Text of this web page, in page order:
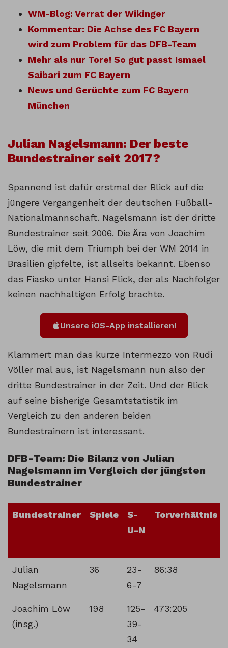
WM-Blog: Verrat der Wikinger
Kommentar: Die Achse des FC Bayern
wird zum Problem für das DFB-Team
Mehr als nur Tore! So gut passt Ismael
Saibari zum FC Bayern
News und Gerüchte zum FC Bayern
München
Julian Nagelsmann: Der beste
Bundestrainer seit 2017?
Spannend ist dafür erstmal der Blick auf die
jüngere Vergangenheit der deutschen Fußball-
Nationalmannschaft. Nagelsmann ist der dritte
Bundestrainer seit 2006. Die Ära von Joachim
Löw, die mit dem Triumph bei der WM 2014 in
Brasilien gipfelte, ist allseits bekannt. Ebenso
das Fiasko unter Hansi Flick, der als Nachfolger
keinen nachhaltigen Erfolg brachte.
Unsere iOS-App installieren!
Klammert man das kurze Intermezzo von Rudi
Völler mal aus, ist Nagelsmann nun also der
dritte Bundestrainer in der Zeit. Und der Blick
auf seine bisherige Gesamtstatistik im
Vergleich zu den anderen beiden
Bundestrainern ist interessant.
DFB-Team: Die Bilanz von Julian
Nagelsmann im Vergleich der jüngsten
Bundestrainer
Bundestrainer Spiele
S-
U-N
Torverhältnis
Bundestrainer
Spiele
S-
U-N
Torverhältnis
Julian
Nagelsmann
36
23-
6-7
86:38
Joachim Löw
(insg.)
198
125-
39-
34
473:205